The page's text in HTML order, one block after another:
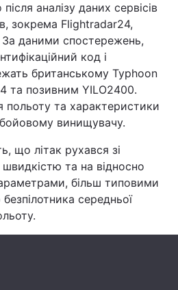
Туризм
Погода
Регіони
Статті
Думки
Вакансії
аналізу даних сервісів
зокрема Flightradar24,
За даними спостережень,
код і
британському Typhoon
та позивним YILO2400.
польоту та характеристики
винищувачу.
що літак рухався зі
та на відносно
більш типовими
середньої